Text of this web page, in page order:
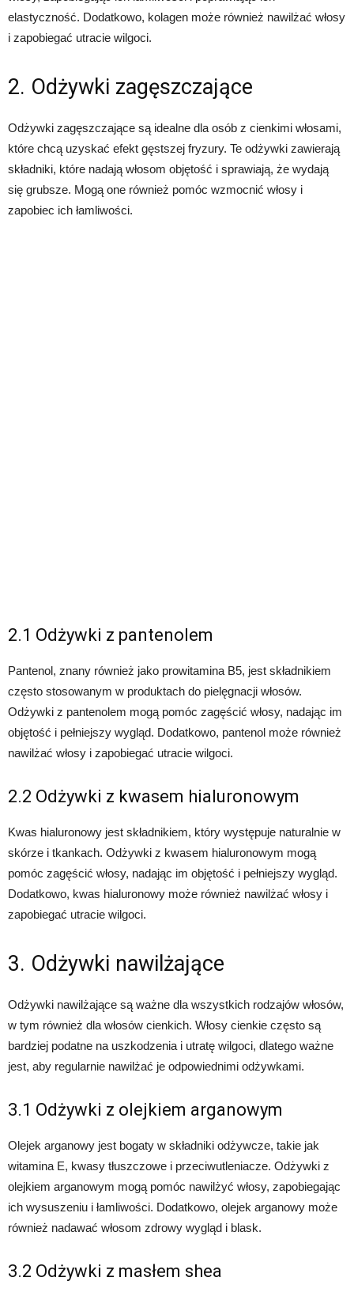
elastyczność. Dodatkowo, kolagen może również nawilżać włosy
i zapobiegać utracie wilgoci.
2. Odżywki zagęszczające
Odżywki zagęszczające są idealne dla osób z cienkimi włosami,
które chcą uzyskać efekt gęstszej fryzury. Te odżywki zawierają
składniki, które nadają włosom objętość i sprawiają, że wydają
się grubsze. Mogą one również pomóc wzmocnić włosy i
zapobiec ich łamliwości.
2.1 Odżywki z pantenolem
Pantenol, znany również jako prowitamina B5, jest składnikiem
często stosowanym w produktach do pielęgnacji włosów.
Odżywki z pantenolem mogą pomóc zagęścić włosy, nadając im
objętość i pełniejszy wygląd. Dodatkowo, pantenol może również
nawilżać włosy i zapobiegać utracie wilgoci.
2.2 Odżywki z kwasem hialuronowym
Kwas hialuronowy jest składnikiem, który występuje naturalnie w
skórze i tkankach. Odżywki z kwasem hialuronowym mogą
pomóc zagęścić włosy, nadając im objętość i pełniejszy wygląd.
Dodatkowo, kwas hialuronowy może również nawilżać włosy i
zapobiegać utracie wilgoci.
3. Odżywki nawilżające
Odżywki nawilżające są ważne dla wszystkich rodzajów włosów,
w tym również dla włosów cienkich. Włosy cienkie często są
bardziej podatne na uszkodzenia i utratę wilgoci, dlatego ważne
jest, aby regularnie nawilżać je odpowiednimi odżywkami.
3.1 Odżywki z olejkiem arganowym
Olejek arganowy jest bogaty w składniki odżywcze, takie jak
witamina E, kwasy tłuszczowe i przeciwutleniacze. Odżywki z
olejkiem arganowym mogą pomóc nawilżyć włosy, zapobiegając
ich wysuszeniu i łamliwości. Dodatkowo, olejek arganowy może
również nadawać włosom zdrowy wygląd i blask.
3.2 Odżywki z masłem shea